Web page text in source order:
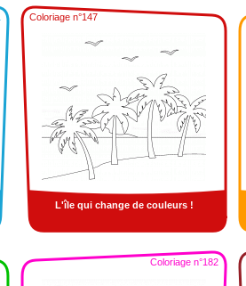
Coloriage n°147
L'île qui change de couleurs !
Coloriage n°182